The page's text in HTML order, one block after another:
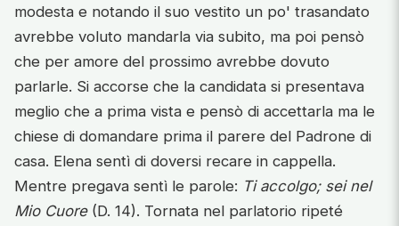
modesta e notando il suo vestito un po' trasandato
avrebbe voluto mandarla via subito, ma poi pensò
che per amore del prossimo avrebbe dovuto
parlarle. Si accorse che la candidata si presentava
meglio che a prima vista e pensò di accettarla ma le
chiese di domandare prima il parere del Padrone di
casa. Elena sentì di doversi recare in cappella.
Mentre pregava sentì le parole: Ti accolgo; sei nel
Mio Cuore(D. 14). Tornata nel parlatorio ripeté